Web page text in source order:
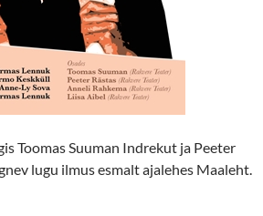
Toomas Suuman Indrekut ja Peeter
lugu ilmus esmalt ajalehes Maaleht.